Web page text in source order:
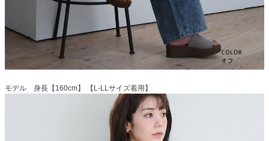
モデル 身長【160cm】 【L-LLサイズ着用】